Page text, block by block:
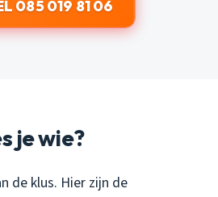
085 019 81 06
je wie?
de klus. Hier zijn de